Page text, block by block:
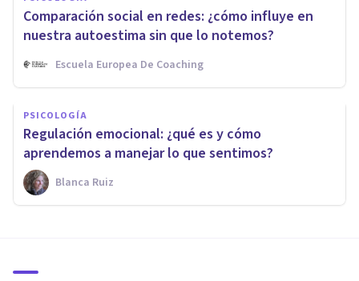
Comparación social en redes: ¿cómo influye en
nuestra autoestima sin que lo notemos?
Escuela Europea De Coaching
PSICOLOGÍA
Regulación emocional: ¿qué es y cómo
aprendemos a manejar lo que sentimos?
Blanca Ruiz